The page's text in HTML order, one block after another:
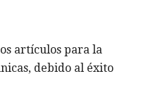
artículos para la
debido al éxito